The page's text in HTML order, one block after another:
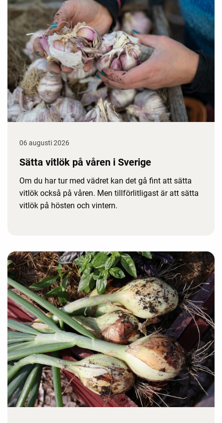
06 augusti 2026
Sätta vitlök på våren i Sverige
Om du har tur med vädret kan det gå fint att sätta
vitlök också på våren. Men tillförlitligast är att sätta
vitlök på hösten och vintern.